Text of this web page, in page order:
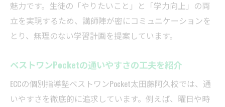
魅力です。生徒の「やりたいこと」と「学力向上」の両
立を実現するため、講師陣が密にコミュニケーションを
とり、無理のない学習計画を提案しています。
ベストワンPocketの通いやすさの工夫を紹介
ECCの個別指導塾ベストワンPocket太田藤阿久校では、通
いやすさを徹底的に追求しています。例えば、曜日や時